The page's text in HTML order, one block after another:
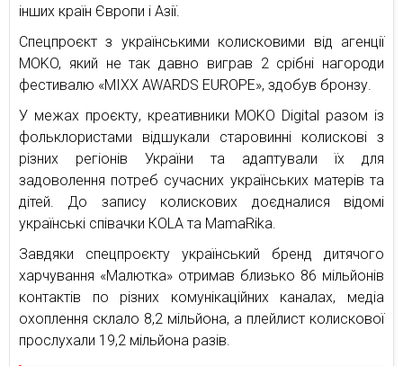
інших країн Європи і Азії.
Спецпроєкт з українськими колисковими від агенції
MOKO, який не так давно виграв 2 срібні нагороди
фестивалю «MIXX AWARDS EUROPE», здобув бронзу.
У межах проєкту, креативники MOKO Digital разом із
фольклористами відшукали старовинні колискові з
різних регіонів України та адаптували їх для
задоволення потреб сучасних українських матерів та
дітей. До запису колискових доєдналися відомі
українські співачки КОLA та MamaRika.
Завдяки спецпроєкту український бренд дитячого
харчування «Малютка» отримав близько 86 мільйонів
контактів по різних комунікаційних каналах, медіа
охоплення склало 8,2 мільйона, а плейлист колискової
прослухали 19,2 мільйона разів.